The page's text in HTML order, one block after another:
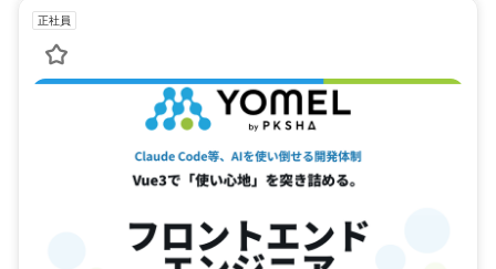
正社員